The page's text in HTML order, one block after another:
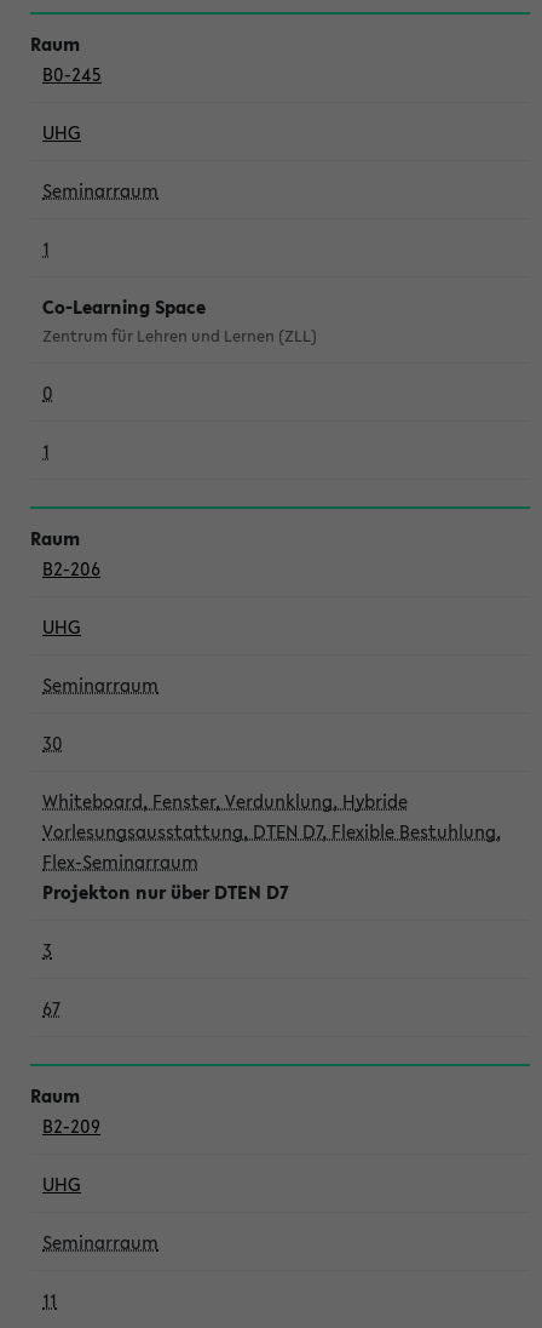
B0-245
UHG
Seminarraum
1
Co-Learning Space
Zentrum für Lehren und Lernen (ZLL)
0
1
B2-206
UHG
Seminarraum
30
Whiteboard, Fenster, Verdunklung, Hybride
Vorlesungsausstattung, DTEN D7, Flexible Bestuhlung,
Flex-Seminarraum
Projekton nur über DTEN D7
3
67
B2-209
UHG
Seminarraum
11